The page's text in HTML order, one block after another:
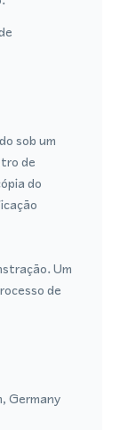
sob um
de
do
Um
de
Germany